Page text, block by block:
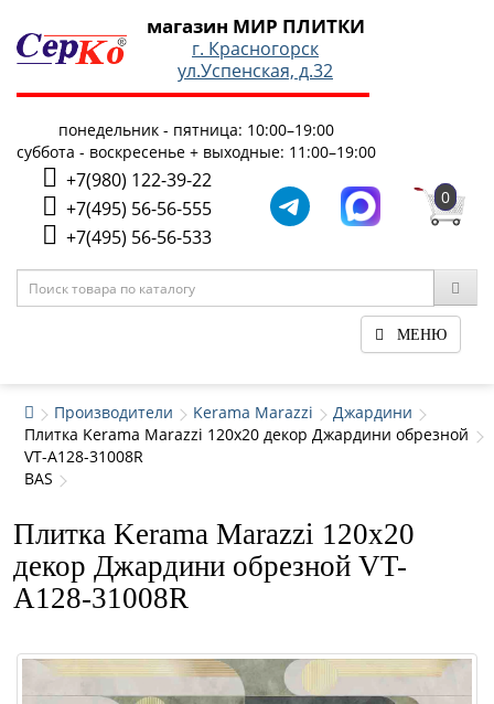
магазин МИР ПЛИТКИ
г. Красногорск
ул.Успенская, д.32
понедельник - пятница: 10:00–19:00
суббота - воскресенье + выходные: 11:00–19:00
+7(980) 122-39-22
+7(495) 56-56-555
+7(495) 56-56-533
0
МЕНЮ
Производители Kerama Marazzi
Джардини
Плитка Kerama Marazzi 120x20 декор Джардини обрезной
VT-A128-31008R
BAS
Плитка Kerama Marazzi 120x20
декор Джардини обрезной VT-
A128-31008R